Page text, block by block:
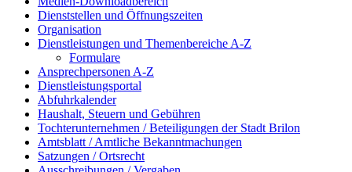
Dienststellen und Öffnungszeiten
Organisation
Dienstleistungen und Themenbereiche A-Z
Formulare
Ansprechpersonen A-Z
Dienstleistungsportal
Abfuhrkalender
Haushalt, Steuern und Gebühren
Tochterunternehmen / Beteiligungen der Stadt Brilon
Amtsblatt / Amtliche Bekanntmachungen
Satzungen / Ortsrecht